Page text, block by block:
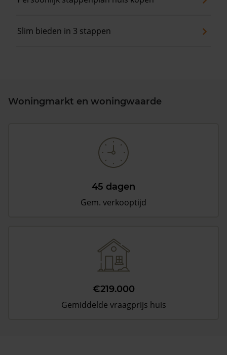
Slim bieden in 3 stappen
Woningmarkt en woningwaarde
45 dagen
Gem. verkooptijd
€219.000
Gemiddelde vraagprijs huis